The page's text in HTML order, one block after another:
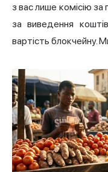
з вас лише комісію за
за виведення
вартість блокчейну.